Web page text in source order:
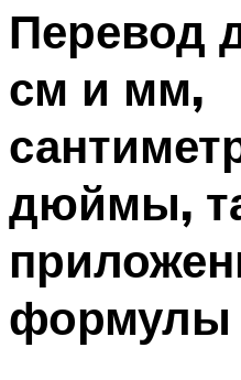
Перевод
см и мм,
дюймы,
формулы